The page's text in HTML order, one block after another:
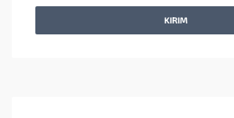
KIRIM